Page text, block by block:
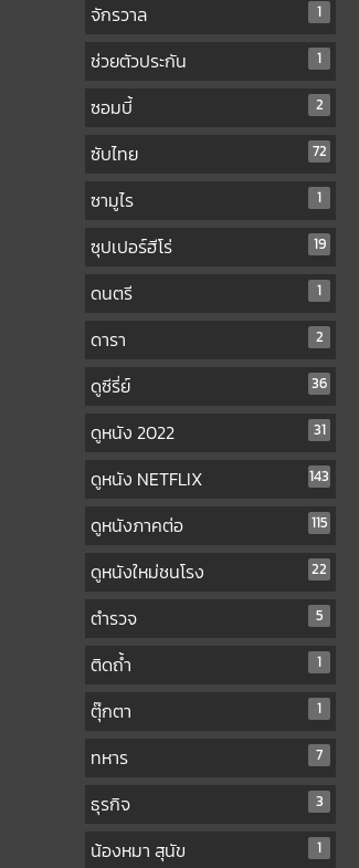
จักรวาล 1
ช่วยตัวประกัน 1
ซอมบี้ 2
ซับไทย 72
ซามูไร 1
ซุปเปอร์ฮีโร่ 19
ดนตรี 1
ดารา 2
ดูซีรี่ย์ 36
ดูหนัง 2022 31
ดูหนัง NETFLIX 143
ดูหนังภาคต่อ 115
ดูหนังใหม่ชนโรง 22
ตำรวจ 5
ติดถ้ำ 1
ตุ๊กตา 1
ทหาร 7
ธุรกิจ 3
น้องหมา สุนัข 1